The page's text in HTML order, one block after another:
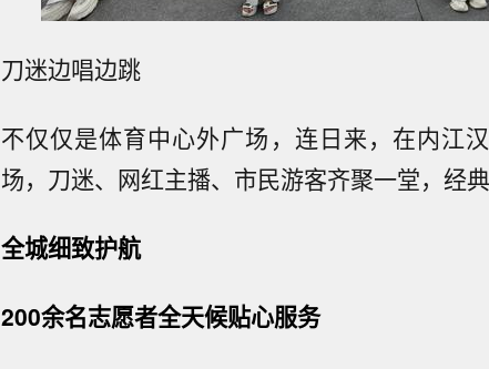
刀迷边唱边跳
不仅仅是体育中心外广场，连日来，在内江
场，刀迷、网红主播、市民游客齐聚一堂，经
全城细致护航
200余名志愿者全天候贴心服务